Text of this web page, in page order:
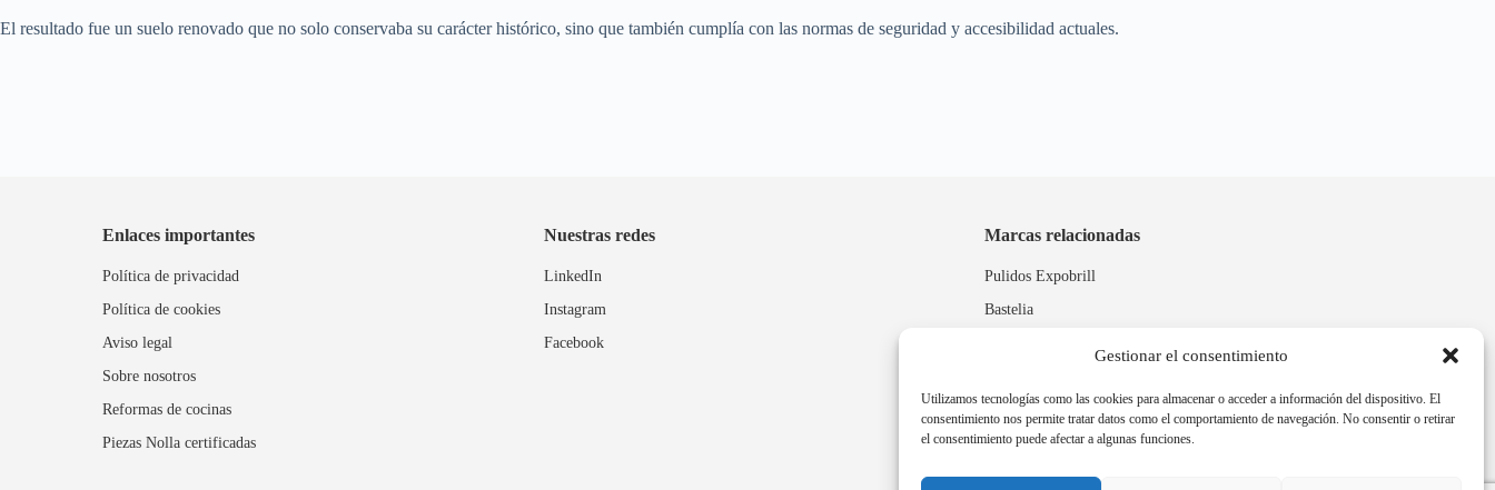
Gestionar el consentimiento
Utilizamos tecnologías como las cookies para almacenar o acceder a información del dispositivo. El
consentimiento nos permite tratar datos como el comportamiento de navegación. No consentir o retirar
el consentimiento puede afectar a algunas funciones.
El resultado fue un suelo renovado que no solo conservaba su carácter histórico, sino que también cumplía con las normas de seguridad y accesibilidad actuales.
Enlaces importantes
Política de privacidad
Política de cookies
Aviso legal
Sobre nosotros
Reformas de cocinas
Piezas Nolla certificadas
Nuestras redes
LinkedIn
Instagram
Facebook
Marcas relacionadas
Pulidos Expobrill
Bastelia